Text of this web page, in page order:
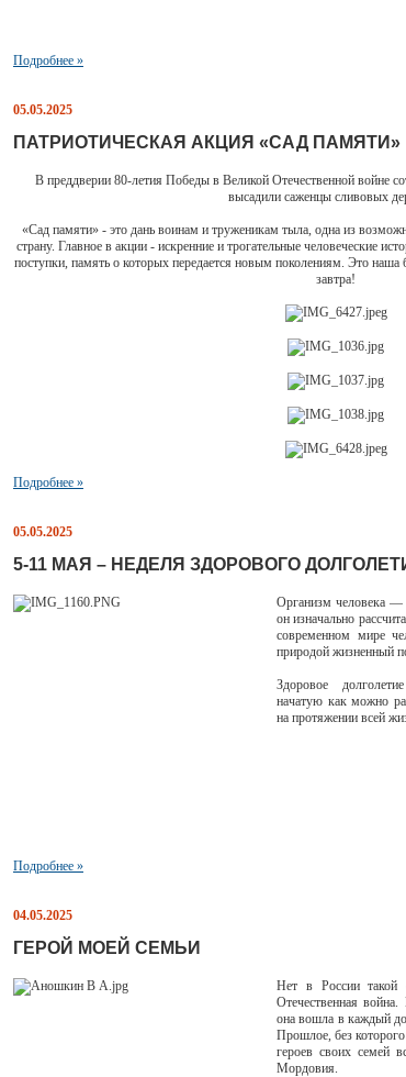
Подробнее »
05.05.2025
ПАТРИОТИЧЕСКАЯ АКЦИЯ «САД ПАМЯТИ»
В преддверии 80-летия Победы в Великой Отечественной
высадили саженцы сливовых
«Сад памяти» - это дань воинам и труженикам тыла, одна из
страну. Главное в акции - искренние и трогательные человеческие
поступки, память о которых передается новым поколениям. Это наша
завтра!
Подробнее »
05.05.2025
5-11 МАЯ – НЕДЕЛЯ ЗДОРОВОГО
Организм человека —
он изначально
современном мире
природой жизненный
Здоровое
начатую как можно
на протяжении всей
Подробнее »
04.05.2025
ГЕРОЙ МОЕЙ СЕМЬИ
Нет в России такой
Отечественная
она вошла в каждый
Прошлое, без
героев своих семей
Мордовия.